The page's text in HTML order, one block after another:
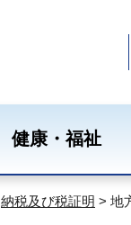
健康・福祉
納税及び税証明 > 地